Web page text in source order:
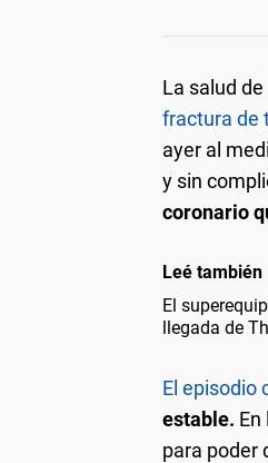
La salud de
fractura de
ayer al
y sin
coronario
Leé también
El
llegada de
El episodio
estable.
para poder